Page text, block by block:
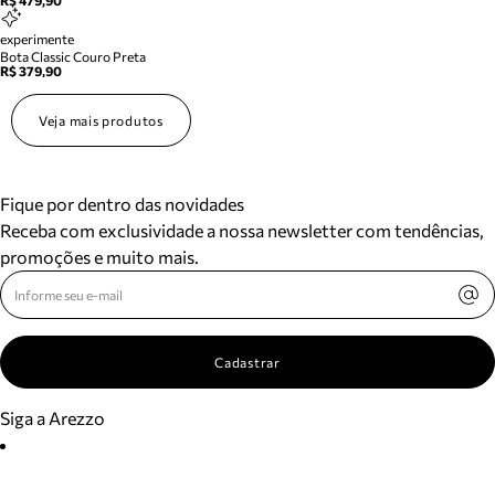
experimente
Bota Classic Couro Preta
R$ 379,90
Veja mais produtos
Fique por dentro das novidades
Receba com exclusividade a nossa newsletter com tendências,
promoções e muito mais.
Cadastrar
Siga a Arezzo